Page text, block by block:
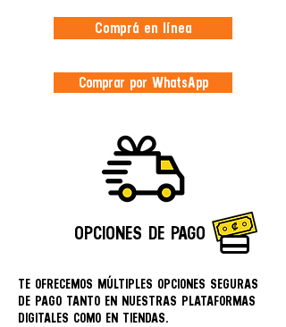
OPCIONES DE PAGO
Comprá en línea
Comprar por WhatsApp
TE OFRECEMOS MÚLTIPLES OPCIONES SEGURAS
DE PAGO TANTO EN NUESTRAS PLATAFORMAS
DIGITALES COMO EN TIENDAS.